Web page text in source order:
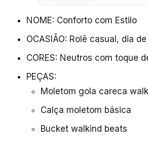
NOME: Conforto com Estilo
OCASIÃO: Rolê casual, dia
CORES: Neutros com toque
PEÇAS:
Moletom gola careca
Calça moletom básica
Bucket walkind beats